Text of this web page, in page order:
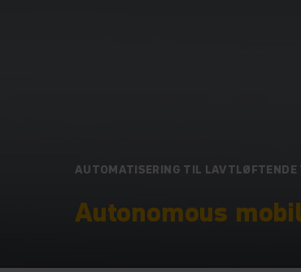
AUTOMATISERING TIL LAVTLØFTENDE
Autonomous